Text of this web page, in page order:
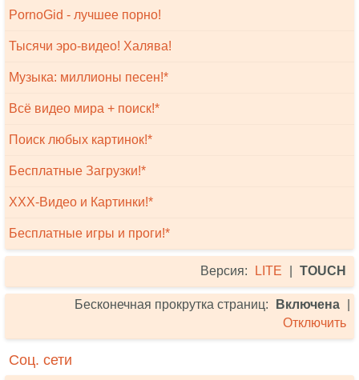
PornoGid - лучшее порно!
Тысячи эро-видео! Халява!
Музыка: миллионы песен!*
Всё видео мира + поиск!*
Поиск любых картинок!*
Бесплатные Загрузки!*
XXX-Видео и Картинки!*
Бесплатные игры и проги!*
Версия: LITE TOUCH
Бесконечная прокрутка страниц: Включена
Отключить
Соц. сети